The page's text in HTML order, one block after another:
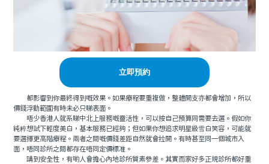
立即預約
都影響到你最終得到嘅效果。如果療程要重複做，整體開支亦都會增加，所以
價錢浮動範圍有時未必只睇表面。
唔少香港人就系睇中北上服務嘅靈活性，可以按自己預算同需要去選。假如你
純粹想試下輕度美白，基本服務已經夠；但如果你想追求明星級雪白笑容，可能就
要選擇更高階療程。兩者之間嘅價錢差距自然就會拉開。有時甚至同一個城市入
面，唔同診所之間都存在唔同定價標准。
講到安全性，有啲人會擔心內地診所質素參差。其實而家好多正規診所都好重